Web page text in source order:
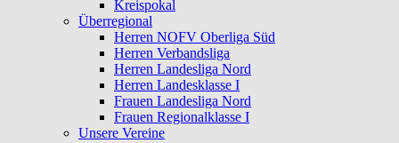
Kreispokal
Überregional
Herren NOFV Oberliga Süd
Herren Verbandsliga
Herren Landesliga Nord
Herren Landesklasse I
Frauen Landesliga Nord
Frauen Regionalklasse I
Unsere Vereine